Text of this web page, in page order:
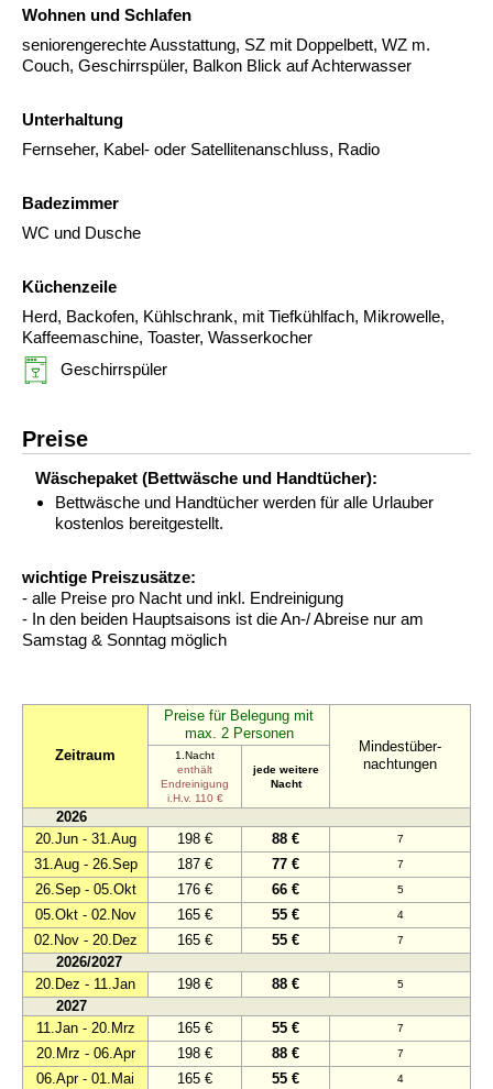
Wohnen und Schlafen
seniorengerechte Ausstattung, SZ mit Doppelbett, WZ m.
Couch, Geschirrspüler, Balkon Blick auf Achterwasser
Unterhaltung
Fernseher, Kabel- oder Satellitenanschluss, Radio
Badezimmer
WC und Dusche
Küchenzeile
Herd, Backofen, Kühlschrank, mit Tiefkühlfach, Mikrowelle,
Kaffeemaschine, Toaster, Wasserkocher
Geschirrspüler
Preise
Wäschepaket (Bettwäsche und Handtücher):
Bettwäsche und Handtücher werden für alle Urlauber
kostenlos bereitgestellt.
wichtige Preiszusätze:
- alle Preise pro Nacht und inkl. Endreinigung
- In den beiden Hauptsaisons ist die An-/ Abreise nur am
Samstag & Sonntag möglich
Zeitraum
Preise für Belegung mit
max. 2 Personen
Mindestüber-
nachtungen
1.Nacht
enthält
Endreinigung
i.H.v. 110 €
jede weitere
Nacht
2026
20.Jun - 31.Aug
198 € 88 € 7
31.Aug - 26.Sep 187 € 77 € 7
26.Sep - 05.Okt 176 € 66 € 5
05.Okt - 02.Nov 165 € 55 € 4
02.Nov - 20.Dez 165 € 55 € 7
2026/2027
20.Dez - 11.Jan
198 € 88 € 5
2027
11.Jan - 20.Mrz
165 € 55 € 7
20.Mrz - 06.Apr 198 € 88 € 7
06.Apr - 01.Mai 165 € 55 € 4